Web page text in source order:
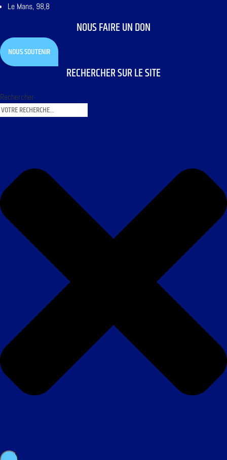
Le Mans, 98,8
NOUS FAIRE UN DON
NOUS SOUTENIR
RECHERCHER SUR LE SITE
Rechercher